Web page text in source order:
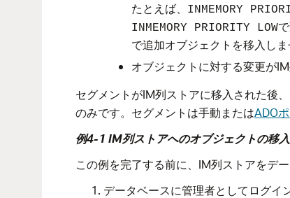
たとえば、
INMEMORY
INMEMORY PRIORITY LOW
で追加オブジェクトを移入しま
オブジェクトに対する変更が
セグメントがIM列ストアに移入された後
のみです。セグメントは手動またはADO
例4-1 IM列ストアへのオブジェクトの移入
この例を完了する前に、IM列ストアをデ
データベースに管理者としてログイ